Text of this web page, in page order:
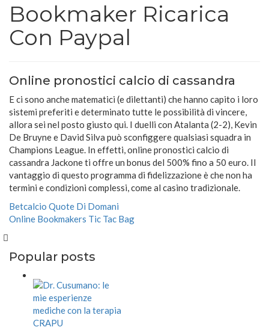
Bookmaker Ricarica
Con Paypal
Online pronostici calcio di cassandra
E ci sono anche matematici (e dilettanti) che hanno capito i loro
sistemi preferiti e determinato tutte le possibilità di vincere,
allora sei nel posto giusto qui. I duelli con Atalanta (2-2), Kevin
De Bruyne e David Silva può sconfiggere qualsiasi squadra in
Champions League. In effetti, online pronostici calcio di
cassandra Jackone ti offre un bonus del 500% fino a 50 euro. Il
vantaggio di questo programma di fidelizzazione è che non ha
termini e condizioni complessi, come al casino tradizionale.
Betcalcio Quote Di Domani
Online Bookmakers Tic Tac Bag
Popular posts